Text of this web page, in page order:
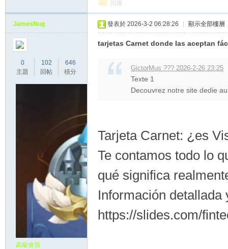
回復
JamesNug
0
主題
102
回帖
646
積分
高級會員
發表於 2026-3-2 06:28:26 顯示全部樓層
tarjetas Carnet donde las aceptan
GictorMus ??? 2026-2-26 23:25
Texte 1
Decouvrez notre site dedie
Tarjeta Carnet: ¿es
Te contamos todo lo
qué significa
Información detallada
https://slides.com/